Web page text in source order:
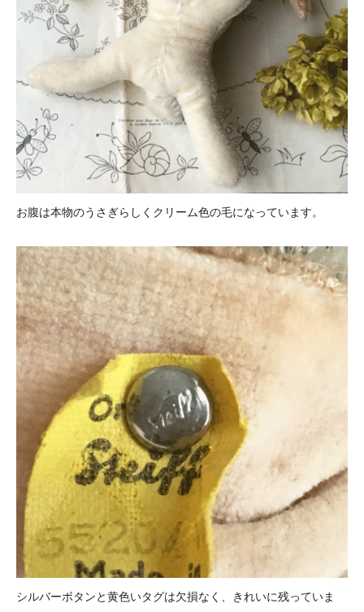
お腹は本物のうさぎらしくクリーム色の毛になっています。
シルバーボタンと黄色いタグは欠損なく、きれいに残っていま